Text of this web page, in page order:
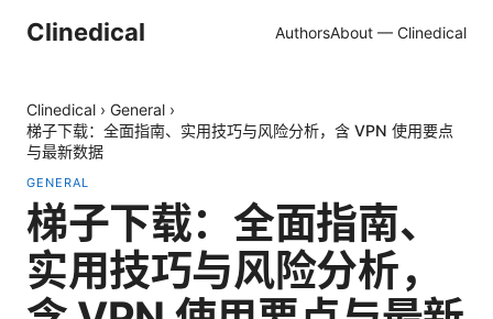
Clinedical AuthorsAbout — Clinedical
Clinedical › General ›
梯子下载：全面指南、实用技巧与风险分析，含 VPN 使用要点
与最新数据
GENERAL
梯子下载：全面指南、
实用技巧与风险分析，